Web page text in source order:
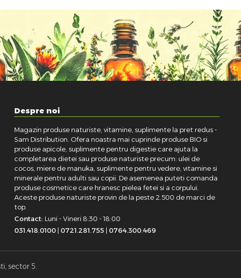
Despre noi
Magazin produse naturiste, vitamine, suplimente la pret redus -
Sam Distribution. Ofera noastra mai cuprinde produse BIO si
produse apicole, suplimente pentru digestie care ajuta la
completarea dietei sau produse naturiste precum: ulei de
cocos, miere de manuka, suplimente pentru vedere, vitamine si
minerale pentru adulti sau copii. De asemenea puteti comanda
produse cosmetice care hranesc pielea fetei si a corpului.
Aceste produse naturiste provin de la peste 2.500 de marci de
top.
Contact: Luni - Vineri 8:30 - 18:00
031.418.0100 | 0721.281.755 | 0764.300.469
sector 5.